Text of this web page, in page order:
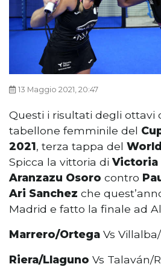
13 Maggio 2021, 20:47
Questi i risultati degli ottavi
tabellone femminile del
2021, terza tappa del
Spicca la vittoria di Victoria
Aranzazu Osoro contro
Ari Sanchez che
Madrid e fatto la finale ad
Marrero/Ortega Vs
Riera/Llaguno Vs Talaván/